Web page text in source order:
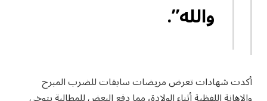
والله”.
أكدت شهادات تعرض مريضات سابقات للضرب المبرح